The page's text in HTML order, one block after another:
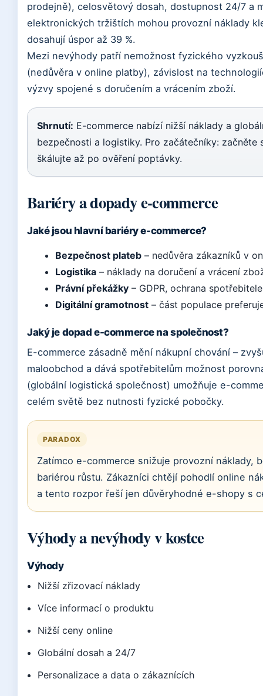
prodejně), celosvětový dosah, dostupnost 24/7 a
elektronických tržištích mohou provozní náklady
dosahují úspor až 39 %.
Mezi nevýhody patří nemožnost fyzického
(nedůvěra v online platby), závislost na
výzvy spojené s doručením a vrácením zboží.
Shrnutí: E-commerce nabízí nižší náklady a
bezpečnosti a logistiky. Pro začátečníky: začněte
škálujte až po ověření poptávky.
Bariéry a dopady e-commerce
Jaké jsou hlavní bariéry e-commerce?
Bezpečnost plateb – nedůvěra zákazníků v
Logistika – náklady na doručení a vrácení
Právní překážky – GDPR, ochrana
Digitální gramotnost – část populace
Jaký je dopad e-commerce na společnost?
E-commerce zásadně mění nákupní chování –
maloobchod a dává spotřebitelům možnost
(globální logistická společnost) umožňuje e-
celém světě bez nutnosti fyzické pobočky.
PARADOX
Zatímco e-commerce snižuje provozní náklady,
bariérou růstu. Zákazníci chtějí pohodlí online
a tento rozpor řeší jen důvěryhodné e-shopy s
Výhody a nevýhody v kostce
Výhody
Nižší zřizovací náklady
Více informací o produktu
Nižší ceny online
Globální dosah a 24/7
Personalizace a data o zákaznících